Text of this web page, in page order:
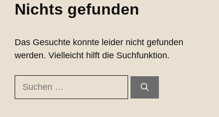
Nichts gefunden
Das Gesuchte konnte leider nicht gefunden
werden. Vielleicht hilft die Suchfunktion.
Suchen